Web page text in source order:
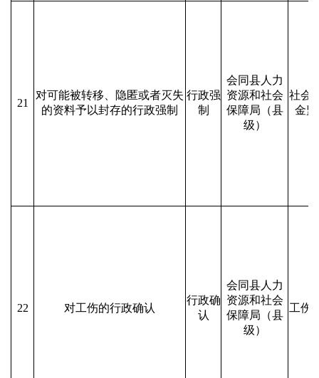
21
对可能被转移、隐匿或者灭失
的资料予以封存的行政强制
行政强
制
会同县人力
资源和社会
保障局（县
级）
社会
金
22 对工伤的行政确认
行政确
认
会同县人力
资源和社会
保障局（县
级）
工伤